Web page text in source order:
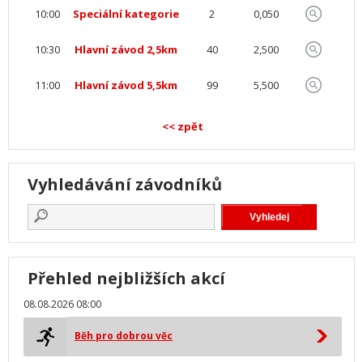
10:00 Speciální kategorie 2 0,050
10:30 Hlavní závod 2,5km 40 2,500
11:00 Hlavní závod 5,5km 99 5,500
<< zpět
Vyhledávání závodníků
Přehled nejbližších akcí
08.08.2026 08:00
Běh pro dobrou věc